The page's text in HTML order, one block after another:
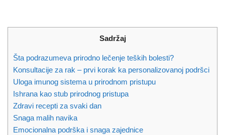
Sadržaj
Šta podrazumeva prirodno lečenje teških bolesti?
Konsultacije za rak – prvi korak ka personalizovanoj podršci
Uloga imunog sistema u prirodnom pristupu
Ishrana kao stub prirodnog pristupa
Zdravi recepti za svaki dan
Snaga malih navika
Emocionalna podrška i snaga zajednice